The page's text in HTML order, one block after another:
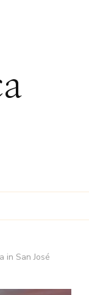
in San José